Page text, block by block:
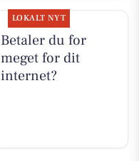
LOKALT NYT
Betaler du for
meget for dit
internet?